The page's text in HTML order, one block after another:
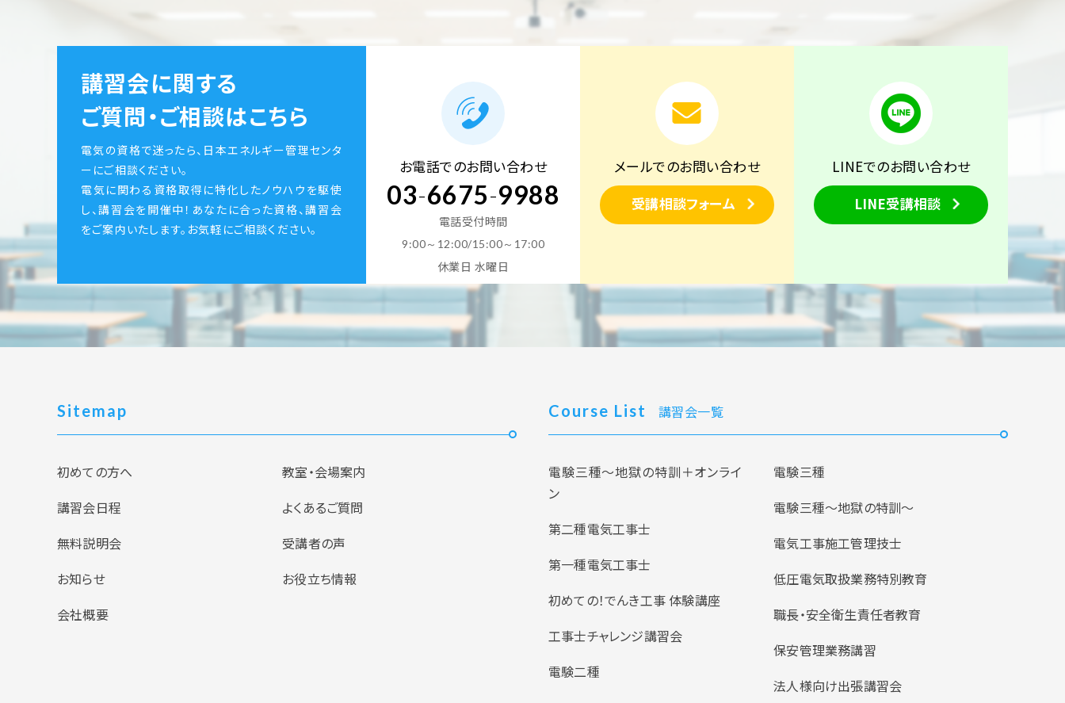
講習会に関する
ご質問・ご相談はこちら
電気の資格で迷ったら、日本エネルギー管理センタ
ーにご相談ください。
電気に関わる資格取得に特化したノウハウを駆使
し、講習会を開催中！あなたに合った資格、講習会
をご案内いたします。お気軽にご相談ください。
お電話でのお問い合わせ
03-6675-9988
電話受付時間
9:00～12:00/15:00～17:00
休業日 水曜日
メールでのお問い合わせ
受講相談フォーム
LINEでのお問い合わせ
LINE受講相談
Sitemap
初めての方へ
教室・会場案内
講習会日程
よくあるご質問
無料説明会
受講者の声
お知らせ
お役立ち情報
会社概要
Course List 講習会一覧
電験三種～地獄の特訓＋オンライ
ン
第二種電気工事士
第一種電気工事士
初めての！でんき工事 体験講座
工事士チャレンジ講習会
電験二種
電験三種
電験三種〜地獄の特訓〜
電気工事施工管理技士
低圧電気取扱業務特別教育
職長・安全衛生責任者教育
保安管理業務講習
法人様向け出張講習会